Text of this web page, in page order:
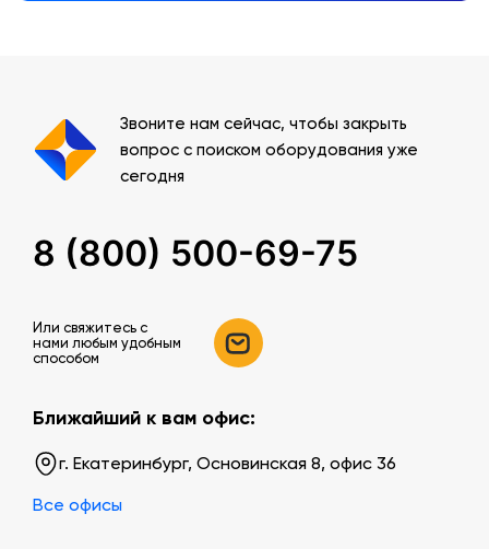
Звоните нам сейчас, чтобы закрыть
вопрос с поиском оборудования уже
сегодня
8 (800) 500-69-75
Или свяжитесь c
нами любым удобным
способом
Ближайший к вам офис:
г. Екатеринбург, Основинская 8, офис 36
Все офисы